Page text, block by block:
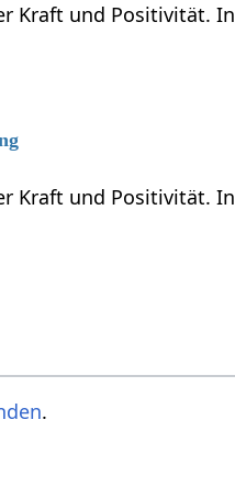
Kraft und Positivität.
Kraft und Positivität.
.